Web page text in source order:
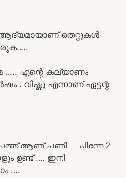
തെറ്റുകൾ
….. എന്റെ കല്യാണം
. വിഷ്ണു എന്നാണ് ഏട്ടന്റ
ആണ് പണി … പിന്നേ 2
ഉണ്ട് …. ഇനി
….